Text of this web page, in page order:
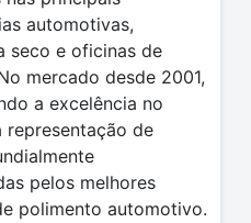
automotivas,
seco e oficinas de
mercado desde 2001,
a excelência no
de
pelos melhores
polimento automotivo.